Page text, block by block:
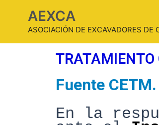
AEXCA
ASOCIACIÓN DE EXCAVADORES DE
TRATAMIENTO
Fuente CETM.
En la